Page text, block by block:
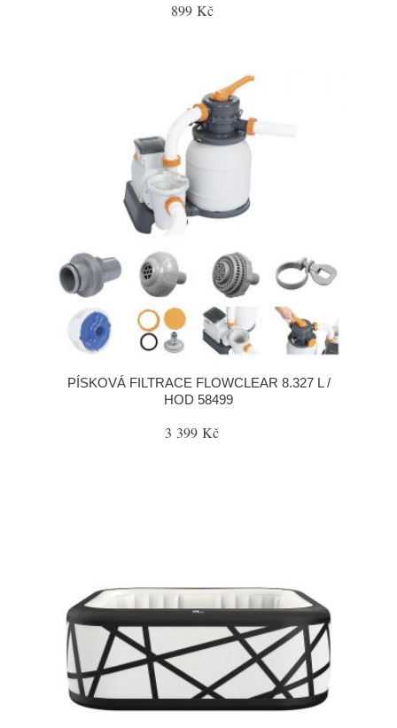
899 Kč
PÍSKOVÁ FILTRACE FLOWCLEAR 8.327 L /
HOD 58499
3 399 Kč